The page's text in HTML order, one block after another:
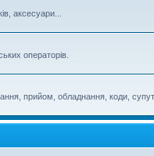
аксесуари...
операторів.
прийом, обладнання, коди,